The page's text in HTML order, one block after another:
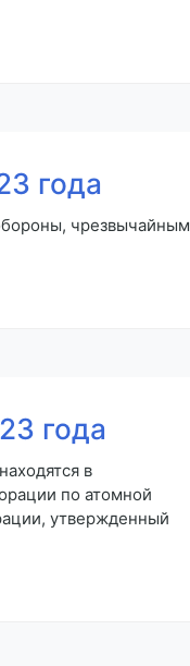
года
чрезвычайным
года
в
по атомной
утвержденный